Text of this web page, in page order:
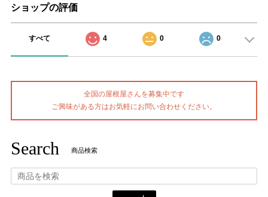
ショップの評価
すべて 4 0 0
全国の屋根屋さんを募集中です
ご興味がある方はお気軽にお問い合わせください。
Search 商品検索